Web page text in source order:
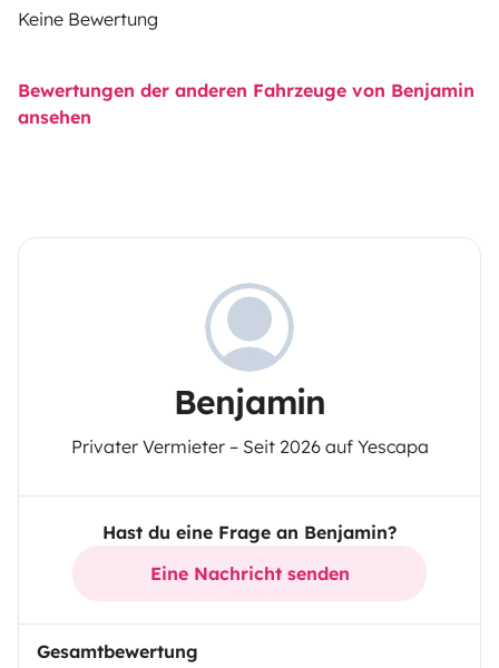
Keine Bewertung
Bewertungen der anderen Fahrzeuge von Benjamin
ansehen
Benjamin
Privater Vermieter – Seit 2026 auf Yescapa
Hast du eine Frage an Benjamin?
Eine Nachricht senden
Gesamtbewertung